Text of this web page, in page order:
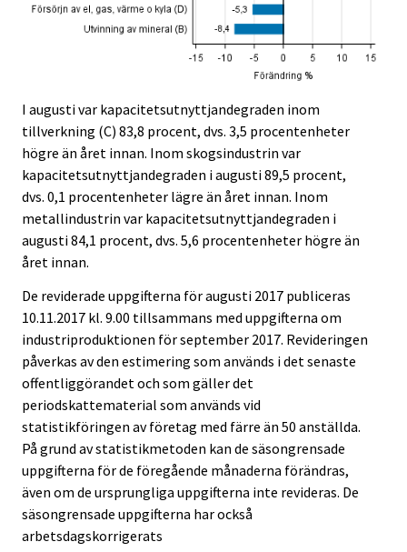
I augusti var kapacitetsutnyttjandegraden inom
tillverkning (C) 83,8 procent, dvs. 3,5 procentenheter
högre än året innan. Inom skogsindustrin var
kapacitetsutnyttjandegraden i augusti 89,5 procent,
dvs. 0,1 procentenheter lägre än året innan. Inom
metallindustrin var kapacitetsutnyttjandegraden i
augusti 84,1 procent, dvs. 5,6 procentenheter högre än
året innan.
De reviderade uppgifterna för augusti 2017 publiceras
10.11.2017 kl. 9.00 tillsammans med uppgifterna om
industriproduktionen för september 2017. Revideringen
påverkas av den estimering som används i det senaste
offentliggörandet och som gäller det
periodskattematerial som används vid
statistikföringen av företag med färre än 50 anställda.
På grund av statistikmetoden kan de säsongrensade
uppgifterna för de föregående månaderna förändras,
även om de ursprungliga uppgifterna inte revideras. De
säsongrensade uppgifterna har också
arbetsdagskorrigerats